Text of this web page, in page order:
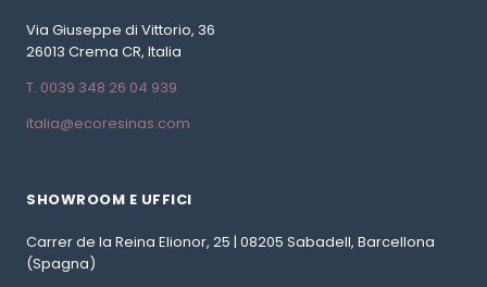
Via Giuseppe di Vittorio, 36
26013 Crema CR, Italia
T. 0039 348 26 04 939
italia@ecoresinas.com
SHOWROOM E UFFICI
Carrer de la Reina Elionor, 25 | 08205 Sabadell, Barcellona
(Spagna)